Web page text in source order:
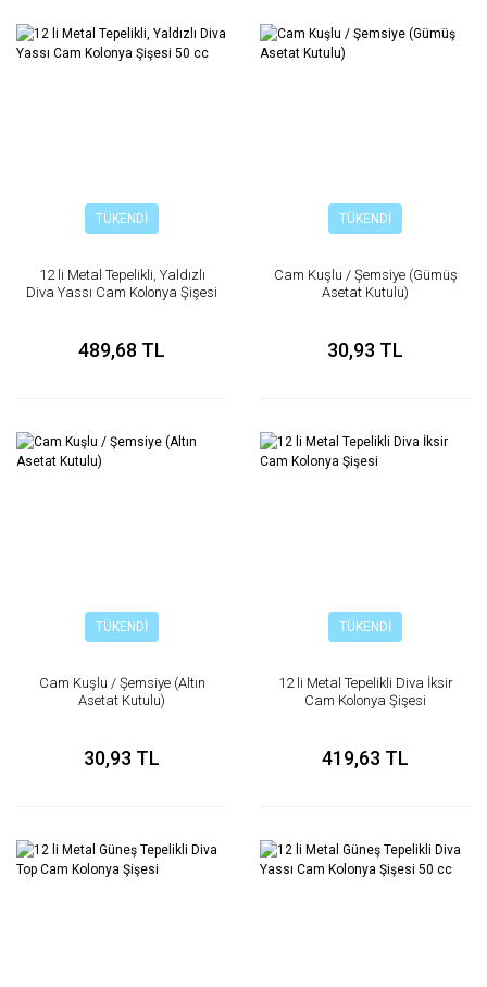
TÜKENDİ
12 li Metal Tepelikli, Yaldızlı
Diva Yassı Cam Kolonya Şişesi
489,68 TL
TÜKENDİ
Cam Kuşlu / Şemsiye (Gümüş
Asetat Kutulu)
30,93 TL
TÜKENDİ
Cam Kuşlu / Şemsiye (Altın
Asetat Kutulu)
30,93 TL
TÜKENDİ
12 li Metal Tepelikli Diva İksir
Cam Kolonya Şişesi
419,63 TL